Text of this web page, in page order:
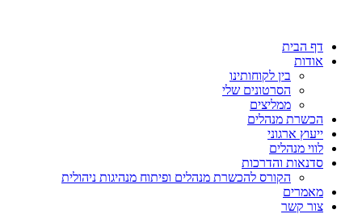
דף הבית
אודות
בין לקוחותינו
הסרטונים שלי
ממליצים
הכשרת מנהלים
ייעוץ ארגוני
לווי מנהלים
סדנאות והדרכות
הקורס להכשרת מנהלים ופיתוח מנהיגות ניהולית
מאמרים
צור קשר